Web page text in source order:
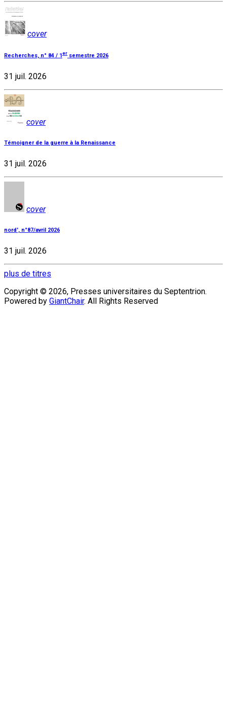
cover
Recherches, n° 84 / 1 er semestre 2026
31 juil. 2026
cover
Témoigner de la guerre à la Renaissance
31 juil. 2026
cover
nord', n°87/avril 2026
31 juil. 2026
plus de titres
Copyright © 2026, Presses universitaires du Septentrion.
Powered by GiantChair. All Rights Reserved